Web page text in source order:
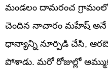
మండలం దామరంచ గ్రామంలో
చెందిన నాచారం మహేష్ అనే
ధాన్యాన్ని నూర్పిడి చేసి,
పోశాడు. మరో రోజుల్లో